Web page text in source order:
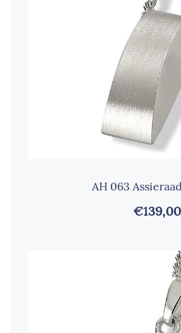
AH 063
€139,00